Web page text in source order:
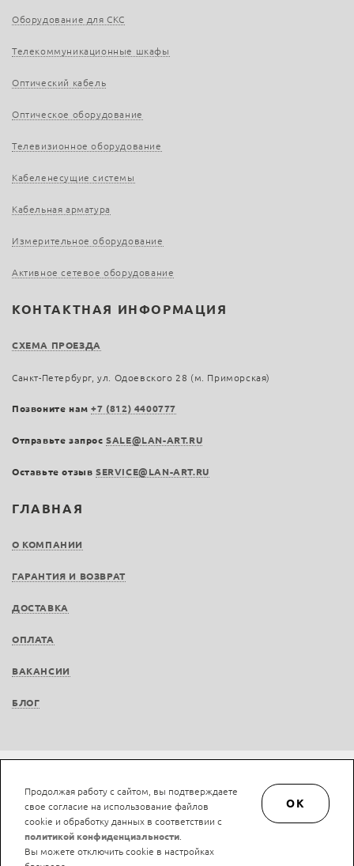
ГЛАВНАЯ
О КОМПАНИИ
ГАРАНТИЯ И ВОЗВРАТ
ДОСТАВКА
ОПЛАТА
ВАКАНСИИ
БЛОГ
Оборудование для СКС
Телекоммуникационные шкафы
Оптический кабель
Оптическое оборудование
Телевизионное оборудование
Кабеленесущие системы
Кабельная арматура
Измерительное оборудование
Активное сетевое оборудование
КОНТАКТНАЯ ИНФОРМАЦИЯ
СХЕМА ПРОЕЗДА
Санкт-Петербург, ул. Одоевского 28 (м. Приморская)
Позвоните нам+7 (812) 4400777
Отправьте запросSALE@LAN-ART.RU
Оставьте отзыв SERVICE@LAN-ART.RU
Политика конфиденциальности.
Положение об обработке и защите персональных
данных.
Продолжая работу с сайтом, вы подтверждаете
свое согласие на использование файлов
cookie и обработку данных в соответствии с
политикой конфиденциальности
Вы можете отключить cookie в настройках
OK